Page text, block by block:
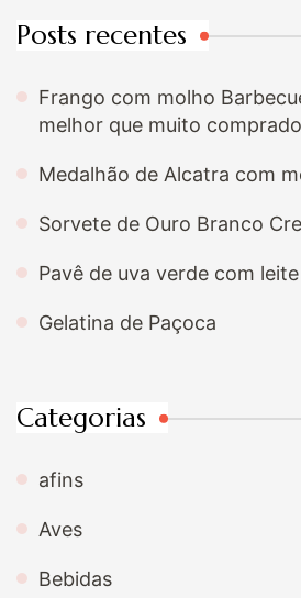
Posts recentes
Frango com molho
melhor que muito comprado
Medalhão de Alcatra com
Sorvete de Ouro Branco
Pavê de uva verde com
Gelatina de Paçoca
Categorias
afins
Aves
Bebidas